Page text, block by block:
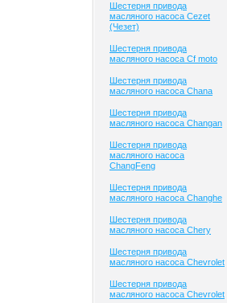
Шестерня привода
масляного насоса Cezet
(Чезет)
Шестерня привода
масляного насоса Cf moto
Шестерня привода
масляного насоса Chana
Шестерня привода
масляного насоса Changan
Шестерня привода
масляного насоса
ChangFeng
Шестерня привода
масляного насоса Changhe
Шестерня привода
масляного насоса Chery
Шестерня привода
масляного насоса Chevrolet
Шестерня привода
масляного насоса Chevrolet